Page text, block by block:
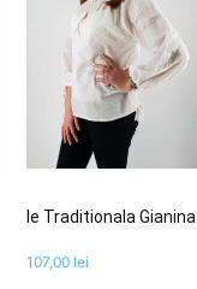
Ie Traditionala Gianina
107,00 lei